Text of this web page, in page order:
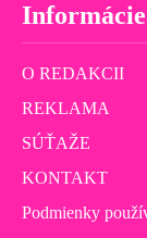
Informácie
O REDAKCII
REKLAMA
SÚŤAŽE
KONTAKT
Podmienky